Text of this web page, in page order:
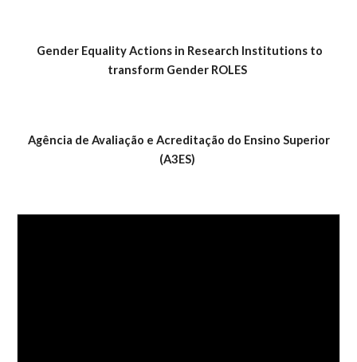
Gender Equality Actions in Research Institutions to
transform Gender ROLES
Agência de Avaliação e Acreditação do Ensino Superior
(A3ES)